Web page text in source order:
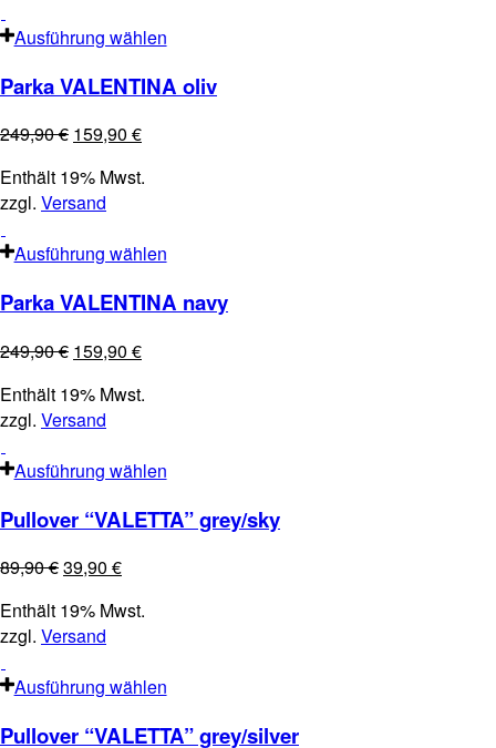
Ausführung wählen
Parka VALENTINA oliv
249,90€ 159,90 €
Enthält 19% Mwst.
zzgl. Versand
Ausführung wählen
Parka VALENTINA navy
249,90€ 159,90 €
Enthält 19% Mwst.
zzgl. Versand
Ausführung wählen
Pullover “VALETTA” grey/sky
89,90€39,90 €
Enthält 19% Mwst.
zzgl. Versand
Ausführung wählen
Pullover “VALETTA” grey/silver